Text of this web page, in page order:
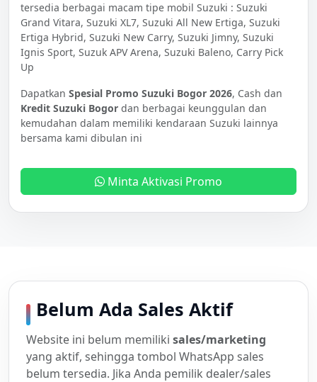
tersedia berbagai macam tipe mobil Suzuki : Suzuki
Grand Vitara, Suzuki XL7, Suzuki All New Ertiga, Suzuki
Ertiga Hybrid, Suzuki New Carry, Suzuki Jimny, Suzuki
Ignis Sport, Suzuk APV Arena, Suzuki Baleno, Carry Pick
Up
Dapatkan Spesial Promo Suzuki Bogor 2026, Cash dan
Kredit Suzuki Bogor dan berbagai keunggulan dan
kemudahan dalam memiliki kendaraan Suzuki lainnya
bersama kami dibulan ini
Minta Aktivasi Promo
Belum Ada Sales Aktif
Website ini belum memiliki sales/marketing
yang aktif, sehingga tombol WhatsApp sales
belum tersedia. Jika Anda pemilik dealer/sales